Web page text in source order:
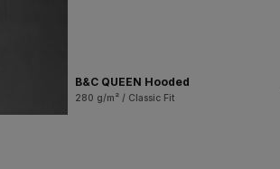
B&C QUEEN Hooded
280 g/m² / Classic Fit